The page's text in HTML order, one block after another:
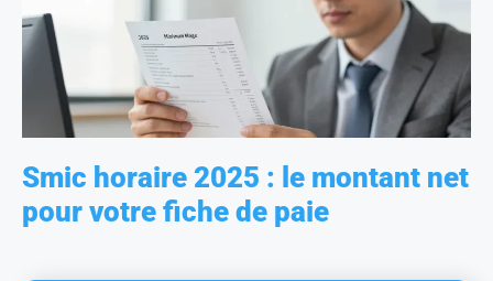
Smic horaire 2025 : le montant net
pour votre fiche de paie